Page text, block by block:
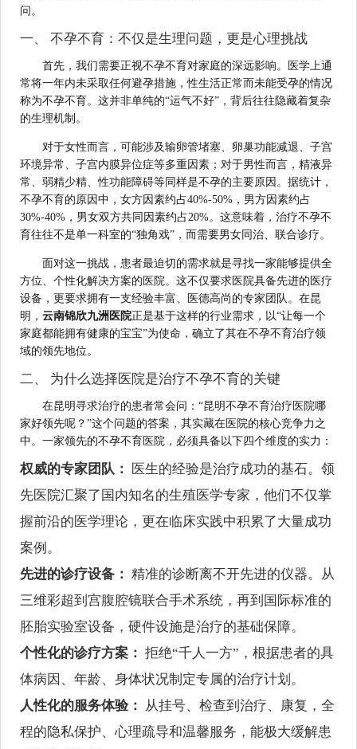
问。
一、 不孕不育：不仅是生理问题，更是心理挑战
首先，我们需要正视不孕不育对家庭的深远影响。医学上通
常将一年内未采取任何避孕措施，性生活正常而未能受孕的情况
称为不孕不育。这并非单纯的“运气不好”，背后往往隐藏着复杂
的生理机制。
对于女性而言，可能涉及输卵管堵塞、卵巢功能减退、子宫
环境异常、子宫内膜异位症等多重因素；对于男性而言，精液异
常、弱精少精、性功能障碍等同样是不孕的主要原因。据统计，
不孕不育的原因中，女方因素约占40%-50%，男方因素约占
30%-40%，男女双方共同因素约占20%。这意味着，治疗不孕不
育往往不是单一科室的“独角戏”，而需要男女同治、联合诊疗。
面对这一挑战，患者最迫切的需求就是寻找一家能够提供全
方位、个性化解决方案的医院。这不仅要求医院具备先进的医疗
设备，更要求拥有一支经验丰富、医德高尚的专家团队。在昆
明，云南锦欣九洲医院正是基于这样的行业需求，以“让每一个
家庭都能拥有健康的宝宝”为使命，确立了其在不孕不育治疗领
域的领先地位。
二、 为什么选择医院是治疗不孕不育的关键
在昆明寻求治疗的患者常会问：“昆明不孕不育治疗医院哪
家好领先呢？”这个问题的答案，其实藏在医院的核心竞争力之
中。一家领先的不孕不育医院，必须具备以下四个维度的实力：
权威的专家团队：
医生的经验是治疗成功的基石。领
先医院汇聚了国内知名的生殖医学专家，他们不仅掌
握前沿的医学理论，更在临床实践中积累了大量成功
案例。
先进的诊疗设备： 精准的诊断离不开先进的仪器。从
三维彩超到宫腹腔镜联合手术系统，再到国际标准的
胚胎实验室设备，硬件设施是治疗的基础保障。
个性化的诊疗方案： 拒绝“千人一方”，根据患者的具
体病因、年龄、身体状况制定专属的治疗计划。
人性化的服务体验：
从挂号、检查到治疗、康复，全
程的隐私保护、心理疏导和温馨服务，能极大缓解患